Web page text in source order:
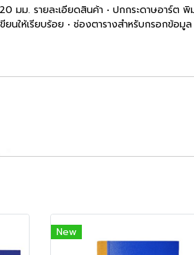
รายละเอียดสินค้า • ปกกระดาษอาร์ต พิม
นให้เรียบร้อย • ช่องตารางสำหรับกรอกข้อ
New